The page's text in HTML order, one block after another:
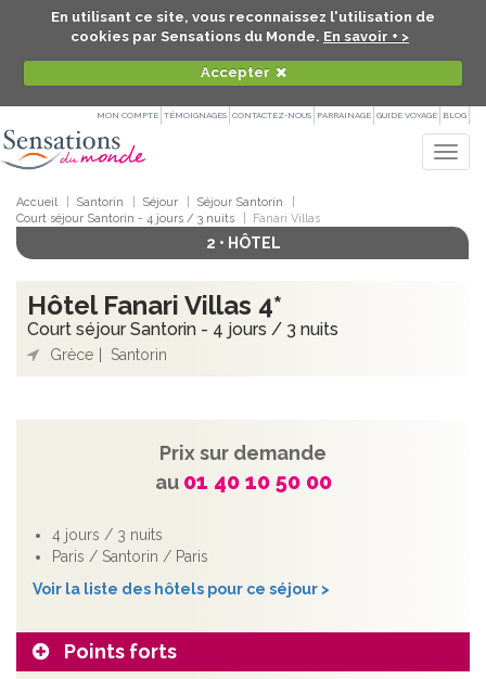
En utilisant ce site, vous reconnaissez l'utilisation de
cookies par Sensations du Monde. En savoir + >
Accepter
MON COMPTE TÉMOIGNAGES CONTACTEZ-NOUS PARRAINAGE GUIDE VOYAGE BLOG
Accueil Santorin Séjour
Séjour Santorin
Court séjour Santorin - 4 jours / 3 nuits
Fanari Villas
2 • HÔTEL
Hôtel Fanari Villas 4*
Court séjour Santorin - 4 jours / 3 nuits
Grèce Santorin
Prix sur demande
au 01 40 10 50 00
4 jours / 3 nuits
Paris / Santorin / Paris
Voir la liste des hôtels pour ce séjour >
Points forts